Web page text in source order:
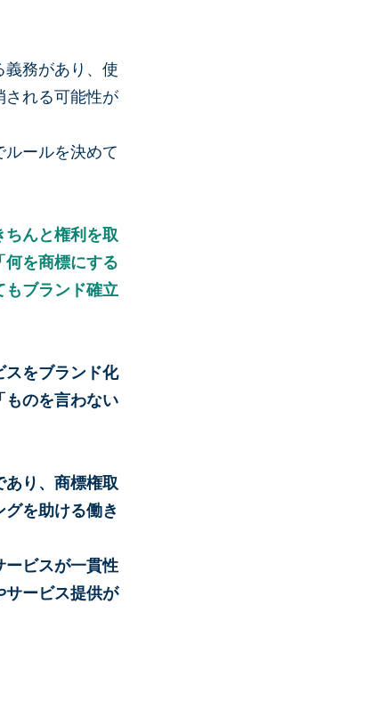
務があり、使
される可能性が
ールを決めて
んと権利を取
を商標にする
もブランド確立
スをブランド化
ものを言わない
り、商標権取
を助ける働き
ービスが一貫性
サービス提供が